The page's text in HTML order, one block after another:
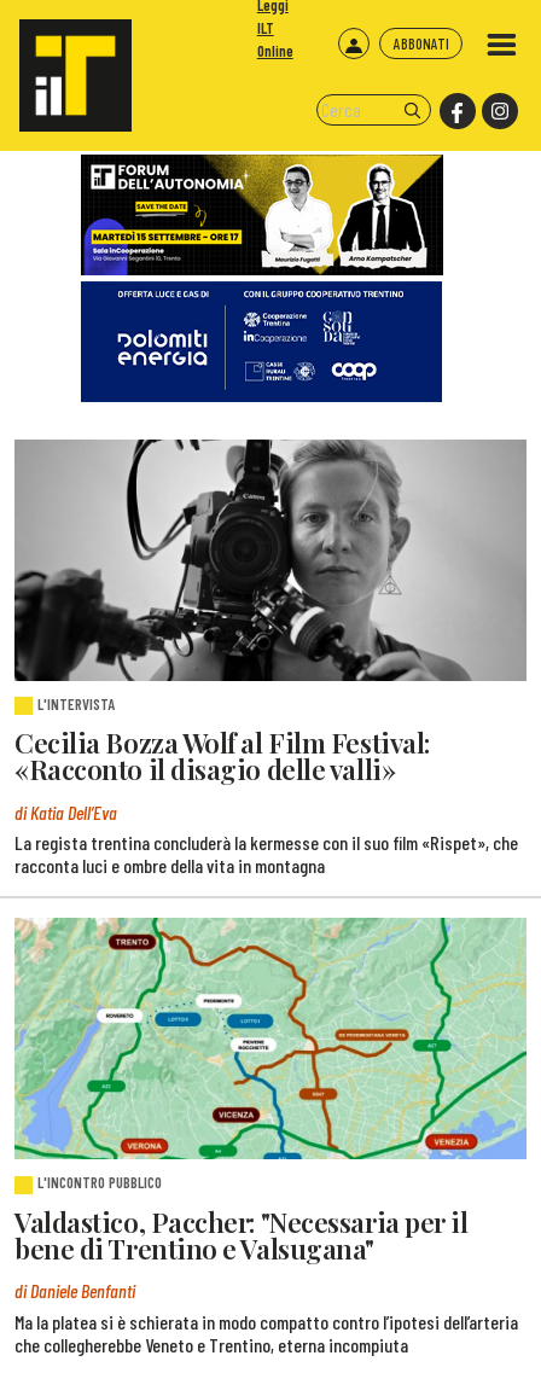
ABBONATI
Leggi
ILT
Online
L'INTERVISTA
Cecilia Bozza Wolf al Film Festival:
«Racconto il disagio delle valli»
di Katia Dell’Eva
La regista trentina concluderà la kermesse con il suo film «Rispet», che
racconta luci e ombre della vita in montagna
L'INCONTRO PUBBLICO
Valdastico, Paccher: "Necessaria per il
bene di Trentino e Valsugana"
di Daniele Benfanti
Ma la platea si è schierata in modo compatto contro l’ipotesi dell’arteria
che collegherebbe Veneto e Trentino, eterna incompiuta